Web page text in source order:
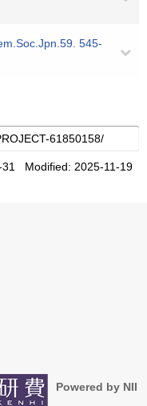
545-
31 Modified: 2025-11-19
Powered by NII